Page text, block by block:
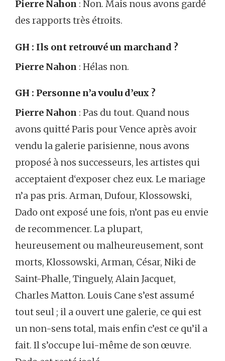
Pierre Nahon : Non. Mais nous avons gardé
des rapports très étroits.
GH : Ils ont retrouvé un marchand ?
Pierre Nahon : Hélas non.
GH : Personne n’a voulu d’eux ?
Pierre Nahon : Pas du tout. Quand nous
avons quitté Paris pour Vence après avoir
vendu la galerie parisienne, nous avons
proposé à nos successeurs, les artistes qui
acceptaient d‘exposer chez eux. Le mariage
n’a pas pris. Arman, Dufour, Klossowski,
Dado ont exposé une fois, n’ont pas eu envie
de recommencer. La plupart,
heureusement ou malheureusement, sont
morts, Klossowski, Arman, César, Niki de
Saint-Phalle, Tinguely, Alain Jacquet,
Charles Matton. Louis Cane s’est assumé
tout seul ; il a ouvert une galerie, ce qui est
un non-sens total, mais enfin c’est ce qu’il a
fait. Il s’occupe lui-même de son œuvre.